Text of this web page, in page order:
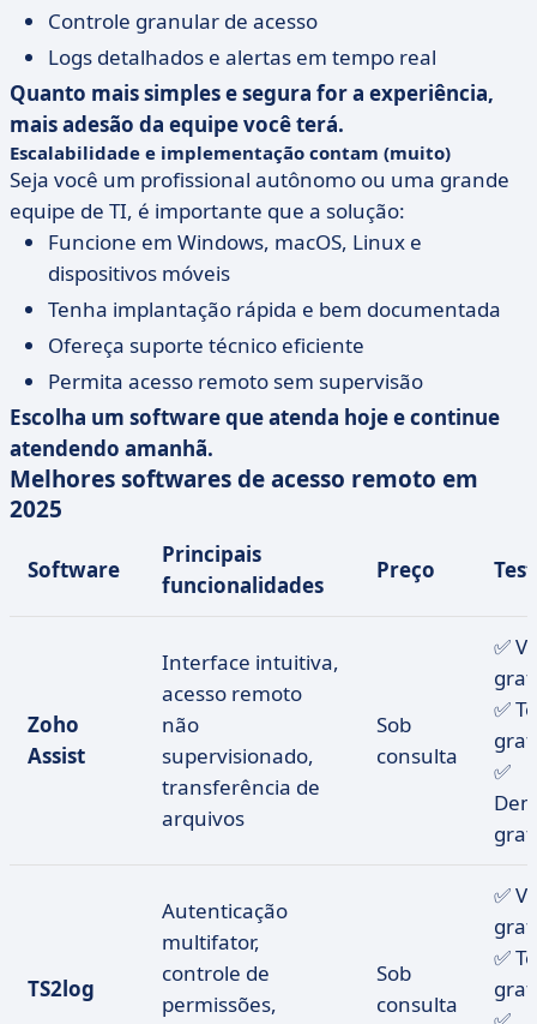
Controle granular de acesso
Logs detalhados e alertas em tempo real
Quanto mais simples e segura for a experiência,
mais adesão da equipe você terá.
Escalabilidade e implementação contam (muito)
Seja você um profissional autônomo ou uma grande
equipe de TI, é importante que a solução:
Funcione em Windows, macOS, Linux e
dispositivos móveis
Tenha implantação rápida e bem documentada
Ofereça suporte técnico eficiente
Permita acesso remoto sem supervisão
Escolha um software que atenda hoje e continue
atendendo amanhã.
Melhores softwares de acesso remoto em
2025
Software
Principais
funcionalidades
Preço
Zoho
Assist
Interface intuitiva,
acesso remoto
não
supervisionado,
transferência de
arquivos
Sob
consulta
✅
✅
✅
TS2log
Autenticação
multifator,
controle de
permissões,
Sob
consulta
✅
✅